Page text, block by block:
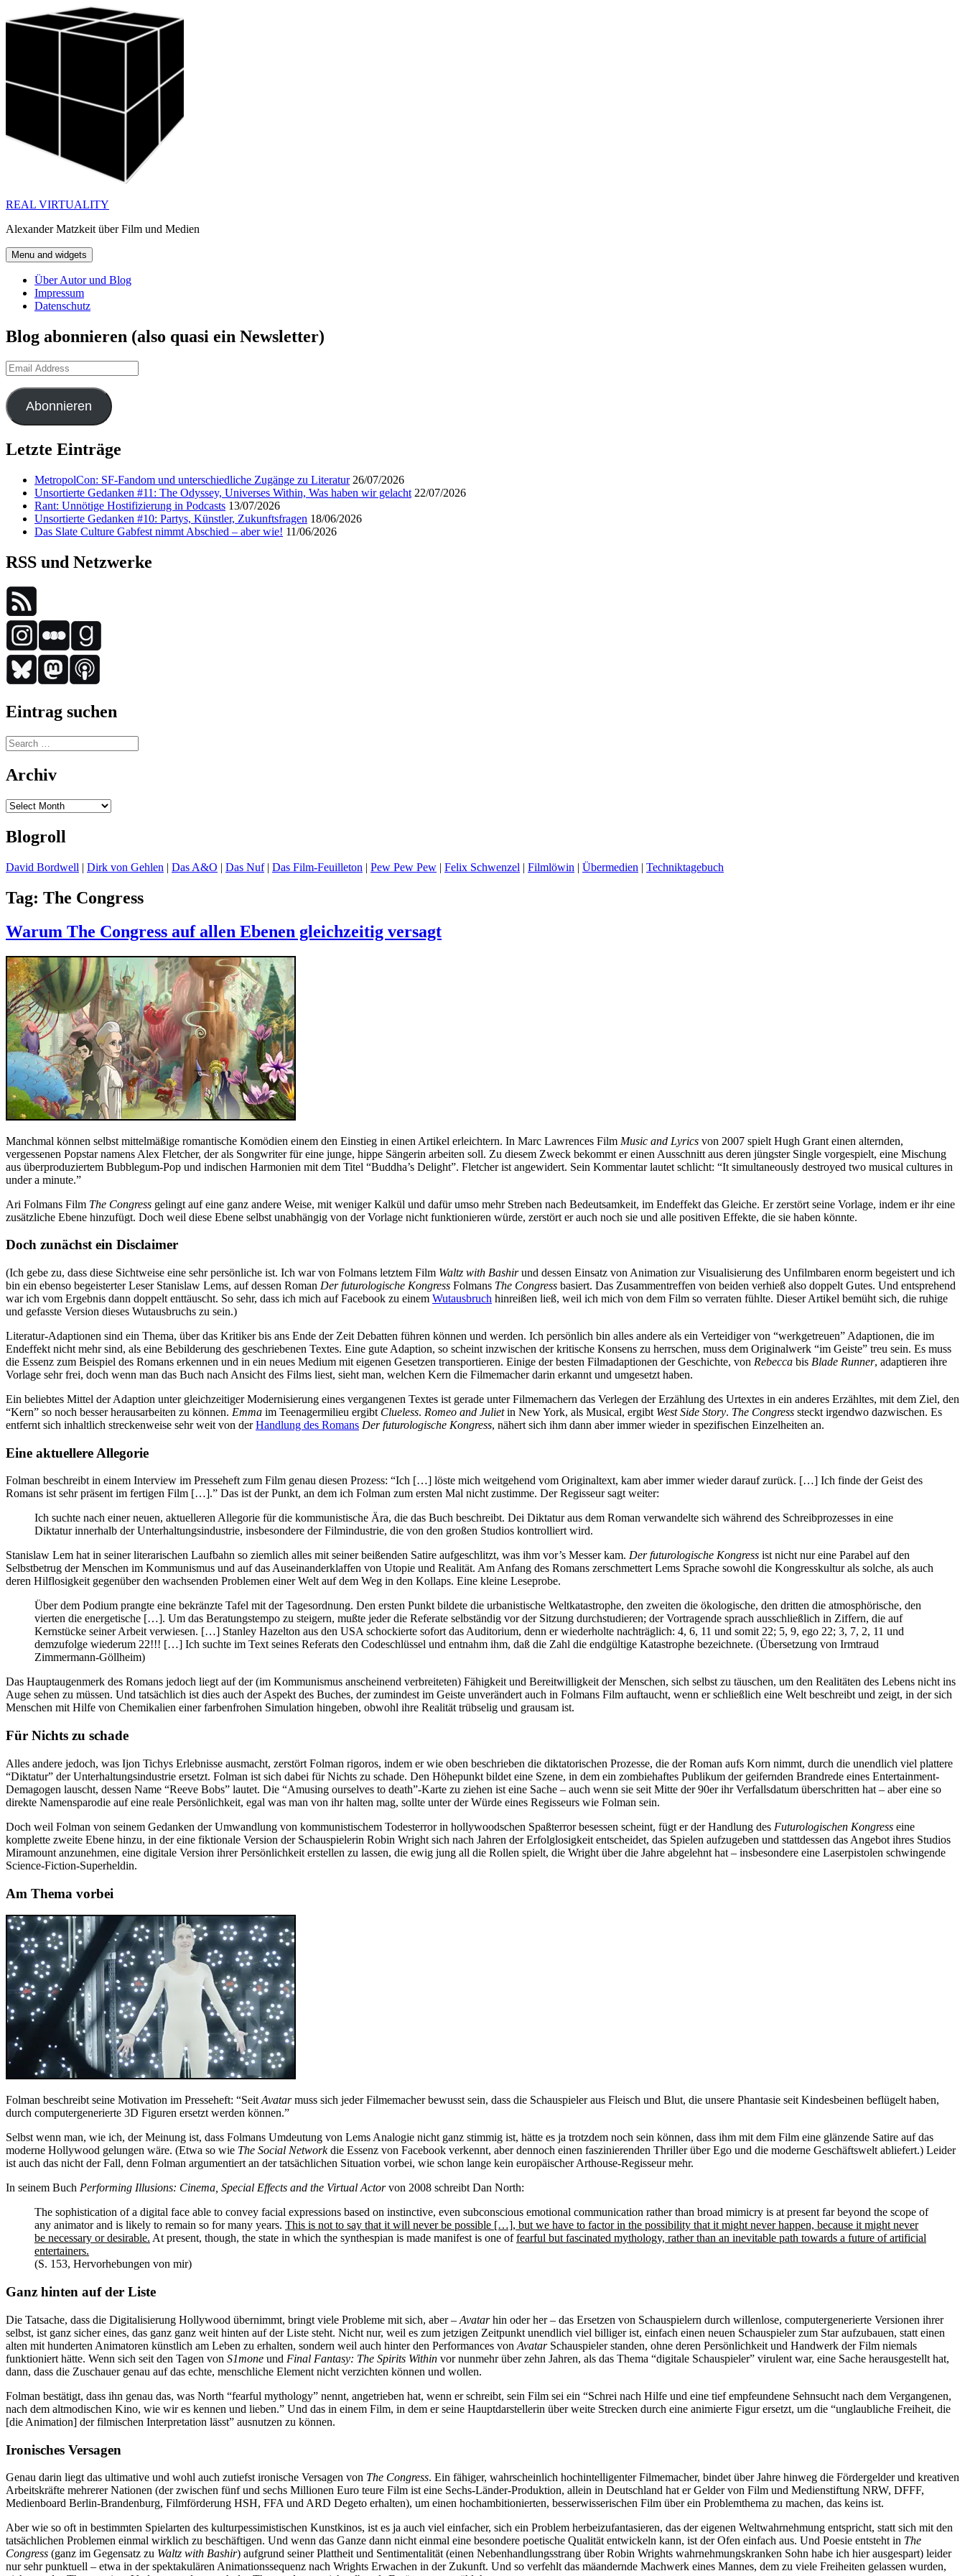
to
REAL VIRTUALITY
Alexander Matzkeit über Film und Medien
Menu and widgets
Über Autor und Blog
Impressum
Datenschutz
Blog abonnieren (also quasi ein Newsletter)
Email
Address
Abonnieren
Letzte Einträge
MetropolCon: SF-Fandom und unterschiedliche Zugänge zu Literatur 26/07/2026
Unsortierte Gedanken #11: The Odyssey, Universes Within, Was haben wir gelacht 22/07/2026
Rant: Unnötige Hostifizierung in Podcasts 13/07/2026
Unsortierte Gedanken #10: Partys, Künstler, Zukunftsfragen 18/06/2026
Das Slate Culture Gabfest nimmt Abschied – aber wie! 11/06/2026
RSS und Netzwerke
Eintrag suchen
Search
for:
Archiv
Archiv
Blogroll
David Bordwell | Dirk von Gehlen | Das A&O | Das Nuf| Das Film-Feuilleton | Pew Pew Pew | Felix Schwenzel | Filmlöwin | Übermedien | Techniktagebuch
Tag: The Congress
Warum The Congress auf allen Ebenen gleichzeitig versagt
Manchmal können selbst mittelmäßige romantische Komödien einem den Einstieg in einen Artikel erleichtern. In Marc Lawrences Film Music and Lyrics von 2007 spielt Hugh Grant einen alternden,
vergessenen Popstar namens Alex Fletcher, der als Songwriter für eine junge, hippe Sängerin arbeiten soll. Zu diesem Zweck bekommt er einen Ausschnitt aus deren jüngster Single vorgespielt, eine Mischung
aus überproduziertem Bubblegum-Pop und indischen Harmonien mit dem Titel “Buddha’s Delight”. Fletcher ist angewidert. Sein Kommentar lautet schlicht: “It simultaneously destroyed two musical cultures in
under a minute.”
Ari Folmans Film The Congress gelingt auf eine ganz andere Weise, mit weniger Kalkül und dafür umso mehr Streben nach Bedeutsamkeit, im Endeffekt das Gleiche. Er zerstört seine Vorlage, indem er ihr eine
zusätzliche Ebene hinzufügt. Doch weil diese Ebene selbst unabhängig von der Vorlage nicht funktionieren würde, zerstört er auch noch sie und alle positiven Effekte, die sie haben könnte.
Doch zunächst ein Disclaimer
(Ich gebe zu, dass diese Sichtweise eine sehr persönliche ist. Ich war von Folmans letztem Film Waltz with Bashirund dessen Einsatz von Animation zur Visualisierung des Unfilmbaren enorm begeistert und ich
bin ein ebenso begeisterter Leser Stanislaw Lems, auf dessen Roman Der futurologische Kongress Folmans The Congress basiert. Das Zusammentreffen von beiden verhieß also doppelt Gutes. Und entsprehend
war ich vom Ergebnis dann doppelt enttäuscht. So sehr, dass ich mich auf Facebook zu einem Wutausbruch hinreißen ließ, weil ich mich von dem Film so verraten fühlte. Dieser Artikel bemüht sich, die ruhige
und gefasste Version dieses Wutausbruchs zu sein.)
Literatur-Adaptionen sind ein Thema, über das Kritiker bis ans Ende der Zeit Debatten führen können und werden. Ich persönlich bin alles andere als ein Verteidiger von “werkgetreuen” Adaptionen, die im
Endeffekt nicht mehr sind, als eine Bebilderung des geschriebenen Textes. Eine gute Adaption, so scheint inzwischen der kritische Konsens zu herrschen, muss dem Originalwerk “im Geiste” treu sein. Es muss
die Essenz zum Beispiel des Romans erkennen und in ein neues Medium mit eigenen Gesetzen transportieren. Einige der besten Filmadaptionen der Geschichte, von Rebecca bis Blade Runner, adaptieren ihre
Vorlage sehr frei, doch wenn man das Buch nach Ansicht des Films liest, sieht man, welchen Kern die Filmemacher darin erkannt und umgesetzt haben.
Ein beliebtes Mittel der Adaption unter gleichzeitiger Modernisierung eines vergangenen Textes ist gerade unter Filmemachern das Verlegen der Erzählung des Urtextes in ein anderes Erzähltes, mit dem Ziel, den
“Kern” so noch besser herausarbeiten zu können. Emma im Teenagermilieu ergibt Clueless. Romeo and Julietin New York, als Musical, ergibt West Side Story. The Congress steckt irgendwo dazwischen. Es
entfernt sich inhaltlich streckenweise sehr weit von derHandlung des Romans Der futurologische Kongress, nähert sich ihm dann aber immer wieder in spezifischen Einzelheiten an.
Eine aktuellere Allegorie
Folman beschreibt in einem Interview im Presseheft zum Film genau diesen Prozess: “Ich […] löste mich weitgehend vom Originaltext, kam aber immer wieder darauf zurück. […] Ich finde der Geist des
Romans ist sehr präsent im fertigen Film […].” Das ist der Punkt, an dem ich Folman zum ersten Mal nicht zustimme. Der Regisseur sagt weiter:
Ich suchte nach einer neuen, aktuelleren Allegorie für die kommunistische Ära, die das Buch beschreibt. Dei Diktatur aus dem Roman verwandelte sich während des Schreibprozesses in eine
Diktatur innerhalb der Unterhaltungsindustrie, insbesondere der Filmindustrie, die von den großen Studios kontrolliert wird.
Stanislaw Lem hat in seiner literarischen Laufbahn so ziemlich alles mit seiner beißenden Satire aufgeschlitzt, was ihm vor’s Messer kam. Der futurologische Kongress ist nicht nur eine Parabel auf den
Selbstbetrug der Menschen im Kommunismus und auf das Auseinanderklaffen von Utopie und Realität. Am Anfang des Romans zerschmettert Lems Sprache sowohl die Kongresskultur als solche, als auch
deren Hilflosigkeit gegenüber den wachsenden Problemen einer Welt auf dem Weg in den Kollaps. Eine kleine Leseprobe.
Über dem Podium prangte eine bekränzte Tafel mit der Tagesordnung. Den ersten Punkt bildete die urbanistische Weltkatastrophe, den zweiten die ökologische, den dritten die atmosphörische, den
vierten die energetische […]. Um das Beratungstempo zu steigern, mußte jeder die Referate selbständig vor der Sitzung durchstudieren; der Vortragende sprach ausschließlich in Ziffern, die auf
Kernstücke seiner Arbeit verwiesen. […] Stanley Hazelton aus den USA schockierte sofort das Auditorium, denn er wiederholte nachträglich: 4, 6, 11 und somit 22; 5, 9, ego 22; 3, 7, 2, 11 und
demzufolge wiederum 22!!! […] Ich suchte im Text seines Referats den Codeschlüssel und entnahm ihm, daß die Zahl die endgültige Katastrophe bezeichnete. (Übersetzung von Irmtraud
Zimmermann-Göllheim)
Das Hauptaugenmerk des Romans jedoch liegt auf der (im Kommunismus anscheinend verbreiteten) Fähigkeit und Bereitwilligkeit der Menschen, sich selbst zu täuschen, um den Realitäten des Lebens nicht ins
Auge sehen zu müssen. Und tatsächlich ist dies auch der Aspekt des Buches, der zumindest im Geiste unverändert auch in Folmans Film auftaucht, wenn er schließlich eine Welt beschreibt und zeigt, in der sich
Menschen mit Hilfe von Chemikalien einer farbenfrohen Simulation hingeben, obwohl ihre Realität trübselig und grausam ist.
Für Nichts zu schade
Alles andere jedoch, was Ijon Tichys Erlebnisse ausmacht, zerstört Folman rigoros, indem er wie oben beschrieben die diktatorischen Prozesse, die der Roman aufs Korn nimmt, durch die unendlich viel plattere
“Diktatur” der Unterhaltungsindustrie ersetzt. Folman ist sich dabei für Nichts zu schade. Den Höhepunkt bildet eine Szene, in dem ein zombiehaftes Publikum der geifernden Brandrede eines Entertainment-
Demagogen lauscht, dessen Name “Reeve Bobs” lautet. Die “Amusing ourselves to death”-Karte zu ziehen ist eine Sache – auch wenn sie seit Mitte der 90er ihr Verfallsdatum überschritten hat – aber eine so
direkte Namensparodie auf eine reale Persönlichkeit, egal was man von ihr halten mag, sollte unter der Würde eines Regisseurs wie Folman sein.
Doch weil Folman von seinem Gedanken der Umwandlung von kommunistischem Todesterror in hollywoodschen Spaßterror besessen scheint, fügt er der Handlung des Futurologischen Kongress eine
komplette zweite Ebene hinzu, in der eine fiktionale Version der Schauspielerin Robin Wright sich nach Jahren der Erfolglosigkeit entscheidet, das Spielen aufzugeben und stattdessen das Angebot ihres Studios
Miramount anzunehmen, eine digitale Version ihrer Persönlichkeit erstellen zu lassen, die ewig jung all die Rollen spielt, die Wright über die Jahre abgelehnt hat – insbesondere eine Laserpistolen schwingende
Science-Fiction-Superheldin.
Am Thema vorbei
Folman beschreibt seine Motivation im Presseheft: “Seit Avatarmuss sich jeder Filmemacher bewusst sein, dass die Schauspieler aus Fleisch und Blut, die unsere Phantasie seit Kindesbeinen beflügelt haben,
durch computergenerierte 3D Figuren ersetzt werden können.”
Selbst wenn man, wie ich, der Meinung ist, dass Folmans Umdeutung von Lems Analogie nicht ganz stimmig ist, hätte es ja trotzdem noch sein können, dass ihm mit dem Film eine glänzende Satire auf das
moderne Hollywood gelungen wäre. (Etwa so wie The Social Networkdie Essenz von Facebook verkennt, aber dennoch einen faszinierenden Thriller über Ego und die moderne Geschäftswelt abliefert.) Leider
ist auch das nicht der Fall, denn Folman argumentiert an der tatsächlichen Situation vorbei, wie schon lange kein europäischer Arthouse-Regisseur mehr.
In seinem Buch Performing Illusions: Cinema, Special Effects and the Virtual Actorvon 2008 schreibt Dan North:
The sophistication of a digital face able to convey facial expressions based on instinctive, even subconscious emotional communication rather than broad mimicry is at present far beyond the scope of
any animator and is likely to remain so for many years. This is not to say that it will never be possible […], but we have to factor in the possibility that it might never happen, because it might never
be necessary or desirable. At present, though, the state in which the synthespian is made manifest is one offearful but fascinated mythology, rather than an inevitable path towards a future of artificial
entertainers.
(S. 153, Hervorhebungen von mir)
Ganz hinten auf der Liste
Die Tatsache, dass die Digitalisierung Hollywood übernimmt, bringt viele Probleme mit sich, aber – Avatarhin oder her – das Ersetzen von Schauspielern durch willenlose, computergenerierte Versionen ihrer
selbst, ist ganz sicher eines, das ganz ganz weit hinten auf der Liste steht. Nicht nur, weil es zum jetzigen Zeitpunkt unendlich viel billiger ist, einfach einen neuen Schauspieler zum Star aufzubauen, statt einen
alten mit hunderten Animatoren künstlich am Leben zu erhalten, sondern weil auch hinter den Performances von AvatarSchauspieler standen, ohne deren Persönlichkeit und Handwerk der Film niemals
funktioniert hätte. Wenn sich seit den Tagen von S1mone und Final Fantasy: The Spirits Within vor nunmehr über zehn Jahren, als das Thema “digitale Schauspieler” virulent war, eine Sache herausgestellt hat,
dann, dass die Zuschauer genau auf das echte, menschliche Element nicht verzichten können und wollen.
Folman bestätigt, dass ihn genau das, was North “fearful mythology” nennt, angetrieben hat, wenn er schreibt, sein Film sei ein “Schrei nach Hilfe und eine tief empfeundene Sehnsucht nach dem Vergangenen,
nach dem altmodischen Kino, wie wir es kennen und lieben.” Und das in einem Film, in dem er seine Hauptdarstellerin über weite Strecken durch eine animierte Figur ersetzt, um die “unglaubliche Freiheit, die
[die Animation] der filmischen Interpretation lässt” ausnutzen zu können.
Ironisches Versagen
Genau darin liegt das ultimative und wohl auch zutiefst ironische Versagen von The Congress. Ein fähiger, wahrscheinlich hochintelligenter Filmemacher, bindet über Jahre hinweg die Fördergelder und kreativen
Arbeitskräfte mehrerer Nationen (der zwischen fünf und sechs Millionen Euro teure Film ist eine Sechs-Länder-Produktion, allein in Deutschland hat er Gelder von Film und Medienstiftung NRW, DFFF,
Medienboard Berlin-Brandenburg, Filmförderung HSH, FFA und ARD Degeto erhalten), um einen hochambitionierten, besserwisserischen Film über ein Problemthema zu machen, das keins ist.
Aber wie so oft in bestimmten Spielarten des kulturpessimistischen Kunstkinos, ist es ja auch viel einfacher, sich ein Problem herbeizufantasieren, das der eigenen Weltwahrnehmung entspricht, statt sich mit den
tatsächlichen Problemen einmal wirklich zu beschäftigen. Und wenn das Ganze dann nicht einmal eine besondere poetische Qualität entwickeln kann, ist der Ofen einfach aus. Und Poesie entsteht in The
Congress (ganz im Gegensatz zu Waltz with Bashir) aufgrund seiner Plattheit und Sentimentalität (einen Nebenhandlungsstrang über Robin Wrights wahrnehmungskranken Sohn habe ich hier ausgespart) leider
nur sehr punktuell – etwa in der spektakulären Animationssequenz nach Wrights Erwachen in der Zukunft. Und so verfehlt das mäandernde Machwerk eines Mannes, dem zu viele Freiheiten gelassen wurden,